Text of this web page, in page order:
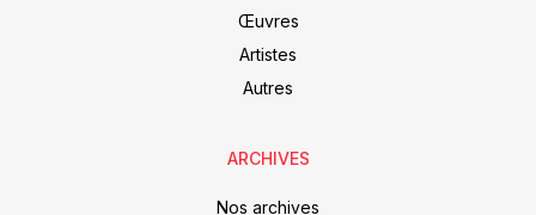
Œuvres
Artistes
Autres
ARCHIVES
Nos archives